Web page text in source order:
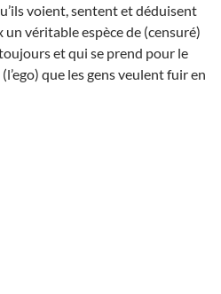
voient, sentent et déduisent
véritable espèce de (censuré)
et qui se prend pour le
que les gens veulent fuir en